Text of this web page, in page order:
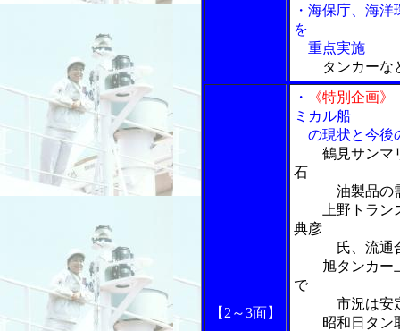
・海保庁、海
を
重点実施
タンカーなど
【2～3面】
・ 《特別企画》
ミカル船
の現状と今後
鶴見サンマ
石
油製品の需
上野トランス
典彦
氏、流通合
旭タンカー上
で
市況は安
昭和日タン取